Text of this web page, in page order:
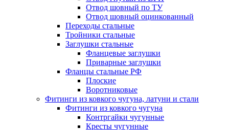
Отвод шовный по ТУ
Отвод шовный оцинкованный
Переходы стальные
Тройники стальные
Заглушки стальные
Фланцевые заглушки
Приварные заглушки
Фланцы стальные РФ
Плоские
Воротниковые
Фитинги из ковкого чугуна, латуни и стали
Фитинги из ковкого чугуна
Контргайки чугунные
Кресты чугунные